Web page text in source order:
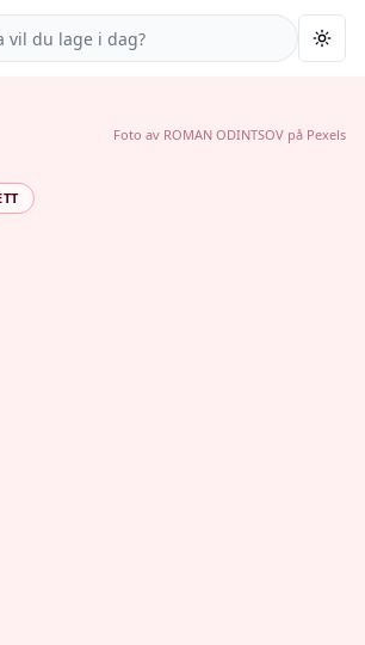
Foto av ROMAN ODINTSOV på Pexels